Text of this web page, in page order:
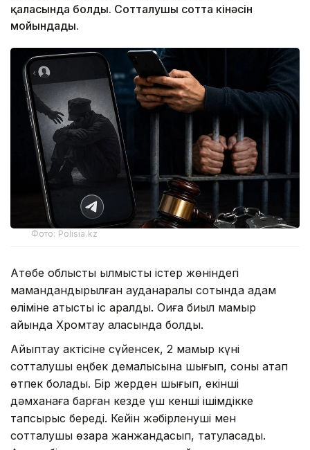
қаласында болды. Сотталушы сотта кінәсін
мойындады.
Фото: Polisia.kz
Ақтөбе облыстық қылмыстық істер жөніндегі
мамандандырылған ауданаралық сотында адам
өліміне қатысты іс қаралды. Оқиға биыл мамыр
айында Хромтау қаласында болды.
Айыптау актісіне сүйенсек, 2 мамыр күні
сотталушы еңбек демалысына шығып, соны атап
өтпек болады. Бір жерден шығып, екінші
дәмханаға барған кезде үш кенші ішімдікке
тапсырыс береді. Кейін жәбірленуші мен
сотталушы өзара жанжандасып, татуласады.